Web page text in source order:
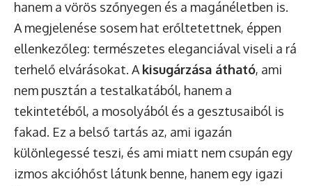
hanem a vörös szőnyegen és a magánéletben is.
A megjelenése sosem hat erőltetettnek, éppen
ellenkezőleg: természetes eleganciával viseli a rá
terhelő elvárásokat. A kisugárzása átható, ami
nem pusztán a testalkatából, hanem a
tekintetéből, a mosolyából és a gesztusaiból is
fakad. Ez a belső tartás az, ami igazán
különlegessé teszi, és ami miatt nem csupán egy
izmos akcióhőst látunk benne, hanem egy igazi